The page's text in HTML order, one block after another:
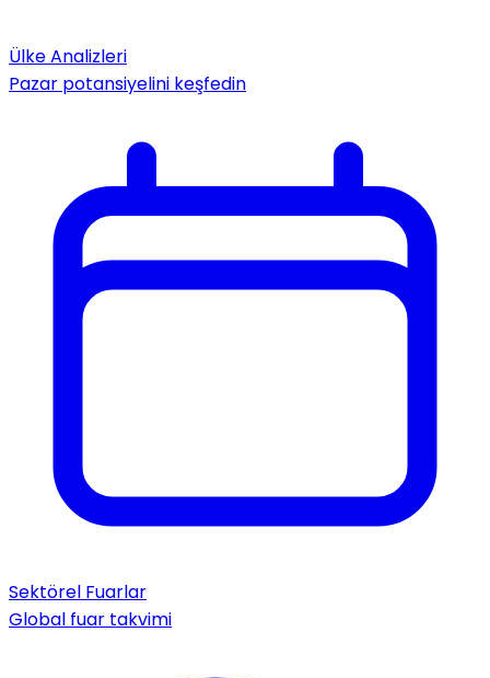
Ülke Analizleri
Pazar potansiyelini keşfedin
Sektörel Fuarlar
Global fuar takvimi